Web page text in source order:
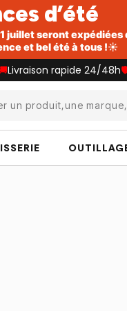
d’été
seront expédiées
et bel été à tous !☀️
Livraison rapide 24/48h
un produit,une